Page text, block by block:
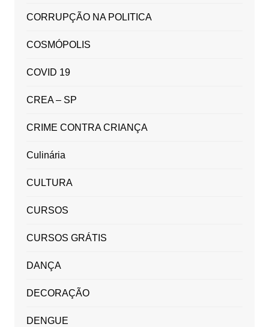
CORRUPÇÃO NA POLITICA
COSMÓPOLIS
COVID 19
CREA – SP
CRIME CONTRA CRIANÇA
Culinária
CULTURA
CURSOS
CURSOS GRÁTIS
DANÇA
DECORAÇÃO
DENGUE